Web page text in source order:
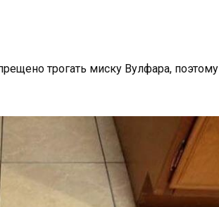
трогать миску Вулфара, поэтому